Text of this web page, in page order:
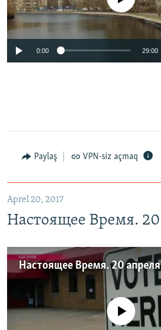
0:00 29:00
Paylaş VPN-siz açmaq
Aprel 20, 2017
Настоящее Время.
Настоящее Время. 20 апреля
No media source